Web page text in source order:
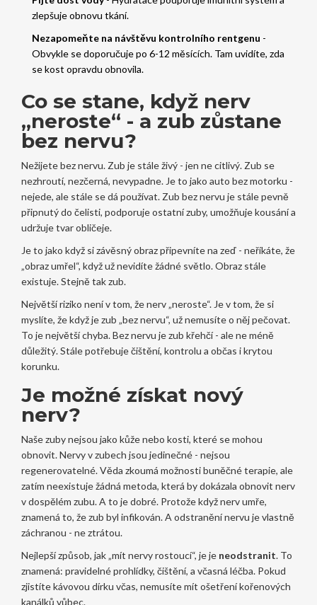
zlepšuje obnovu tkání.
Nezapomeňte na návštěvu kontrolního rentgenu -
Obvykle se doporučuje po 6-12 měsících. Tam uvidíte, zda
se kost opravdu obnovila.
Co se stane, když nerv
„neroste“ - a zub zůstane
bez nervu?
Nežijete bez nervu. Zub je stále živý - jen ne citlivý. Zub se
nezhroutí, nezčerná, nevypadne. Je to jako auto bez motorku -
nejede, ale stále se dá používat. Zub bez nervu je stále pevně
připnutý do čelisti, podporuje ostatní zuby, umožňuje kousání a
udržuje tvar obličeje.
Je to jako když si závěsný obraz připevníte na zeď - neříkáte, že
„obraz umřel“, když už nevidíte žádné světlo. Obraz stále
existuje. Stejně tak zub.
Největší riziko není v tom, že nerv „neroste“. Je v tom, že si
myslíte, že když je zub „bez nervu“, už nemusíte o něj pečovat.
To je největší chyba. Bez nervu je zub křehčí - ale ne méně
důležitý. Stále potřebuje čištění, kontrolu a občas i krytou
korunku.
Je možné získat nový
nerv?
Naše zuby nejsou jako kůže nebo kosti, které se mohou
obnovit. Nervy v zubech jsou jedinečné - nejsou
regenerovatelné. Věda zkoumá možnosti buněčné terapie, ale
zatím neexistuje žádná metoda, která by dokázala obnovit nerv
v dospělém zubu. A to je dobré. Protože když nerv umře,
znamená to, že zub byl infikován. A odstranění nervu je vlastně
záchranou - ne ztrátou.
Nejlepší způsob, jak „mít nervy rostoucí“, je je neodstranit. To
znamená: pravidelné prohlídky, čištění, a včasná léčba. Pokud
zjistíte kávovou dírku včas, nemusíte mít ošetření kořenových
kanálků vůbec.